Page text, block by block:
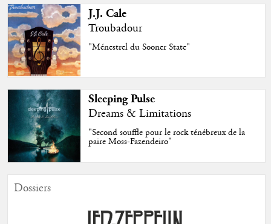
J.J. Cale
Troubadour
"Ménestrel du Sooner State"
Sleeping Pulse
Dreams & Limitations
"Second souffle pour le rock ténébreux de la
paire Moss-Fazendeiro"
Dossiers